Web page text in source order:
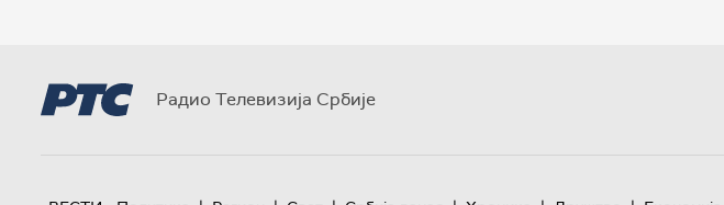
Радио Телевизија Србије